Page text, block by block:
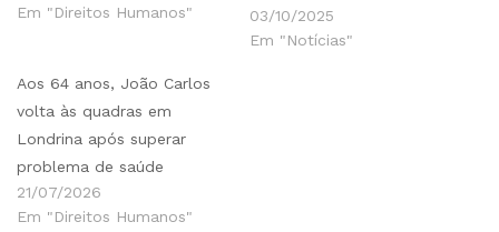
Em "Direitos Humanos"
03/10/2025
Em "Notícias"
Aos 64 anos, João Carlos
volta às quadras em
Londrina após superar
problema de saúde
21/07/2026
Em "Direitos Humanos"